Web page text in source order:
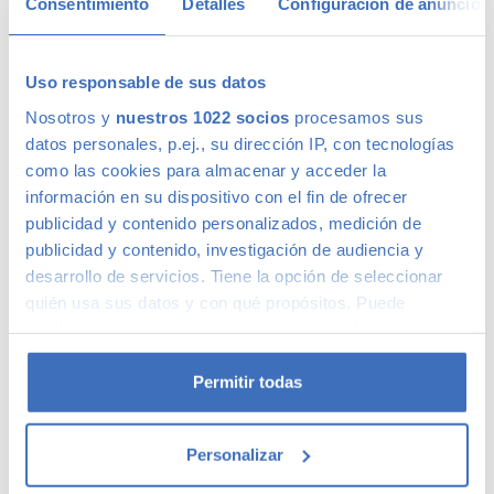
Uso responsable de sus datos
Nosotros y nuestros 1022 socios procesamos sus
datos personales, p.ej., su dirección IP, con tecnologías
como las cookies para almacenar y acceder la
información en su dispositivo con el fin de ofrecer
publicidad y contenido personalizados, medición de
publicidad y contenido, investigación de audiencia y
desarrollo de servicios. Tiene la opción de seleccionar
quién usa sus datos y con qué propósitos. Puede
momento desde la Declaración de cookies o clicando en
el Menú de consentimiento.
Recopilar información sobre su ubicación
Permitir todas
Personalizar
que mejor se adapte a tus necesidades, con la mejor
relación calidad-precio. O si lo prefieres, ven a vernos y te
Compra con total tranquilidad, sólo 1 de cada 4 coches
acaba siendo un coche Canalcar.Saber más